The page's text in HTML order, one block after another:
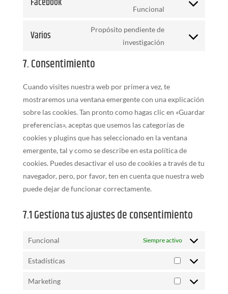
service
Funcional
Consent
service
Varios
Propósito pendiente de
investigación
Consent
7. Consentimiento
Cuando visites nuestra web por primera vez, te
mostraremos una ventana emergente con una explicación
sobre las cookies. Tan pronto como hagas clic en «Guardar
preferencias», aceptas que usemos las categorías de
cookies y plugins que has seleccionado en la ventana
emergente, tal y como se describe en esta política de
cookies. Puedes desactivar el uso de cookies a través de tu
navegador, pero, por favor, ten en cuenta que nuestra web
puede dejar de funcionar correctamente.
7.1 Gestiona tus ajustes de consentimiento
Funcional Siempre activo
Estadísticas
Estadísticas
Marketing
Marketing